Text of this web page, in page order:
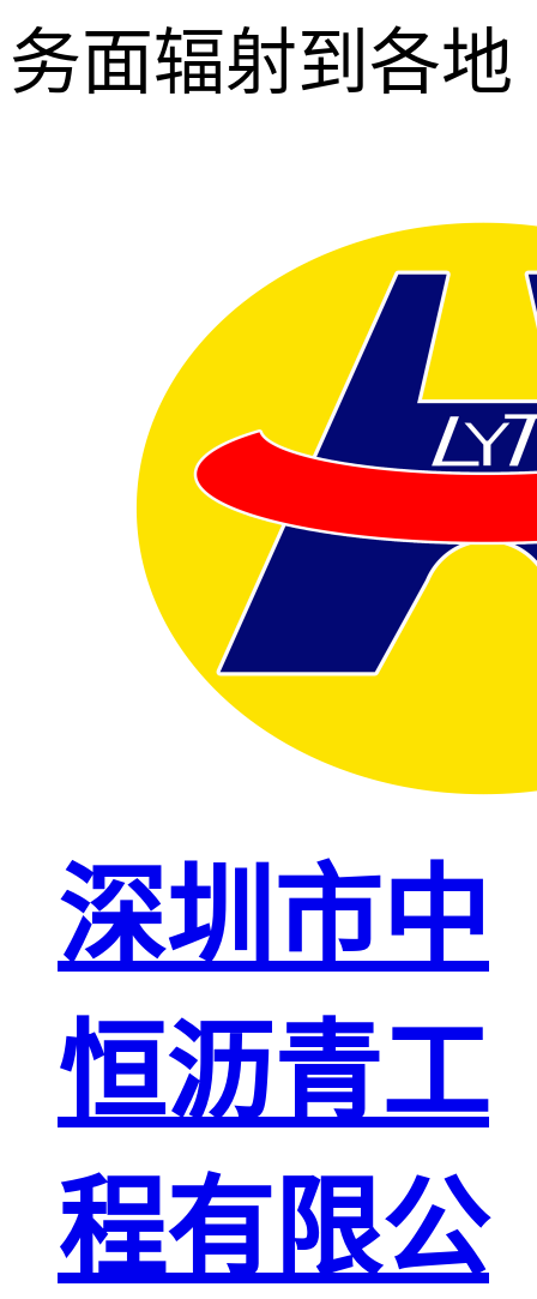
务面辐射到各地
深圳市中
恒沥青工
程有限公